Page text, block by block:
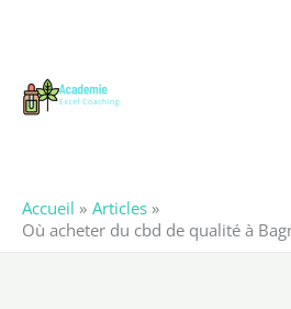
contenu
Accueil
Articles
Où acheter du cbd de qualité à